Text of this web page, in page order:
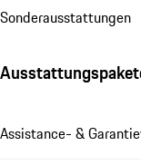
Sonderausstattungen
Assistance- &